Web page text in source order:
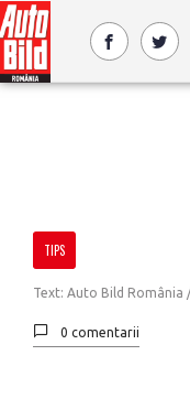
TIPS
Text: Auto Bild România
0 comentarii